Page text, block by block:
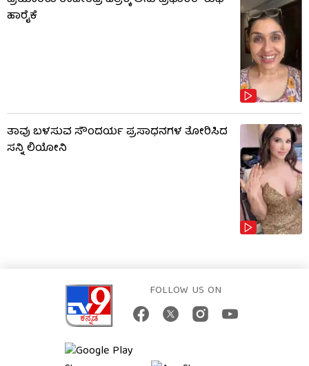
ಹಾರೈಕೆ
ತಾವು ಬಳಸುವ ಸೌಂದರ್ಯ ಪ್ರಸಾಧನಗಳ ತೋರಿಸಿದ
ಸನ್ನಿ ಲಿಯೋನಿ
FOLLOW US ON